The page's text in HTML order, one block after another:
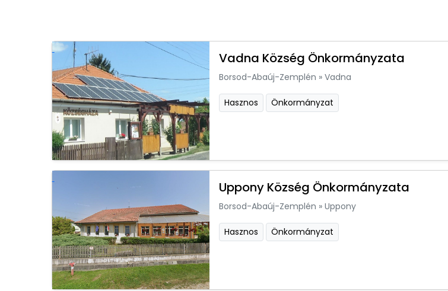
Vadna Község Önkormányzata
Borsod-Abaúj-Zemplén » Vadna
Hasznos Önkormányzat
Uppony Község Önkormányzata
Borsod-Abaúj-Zemplén » Uppony
Hasznos Önkormányzat